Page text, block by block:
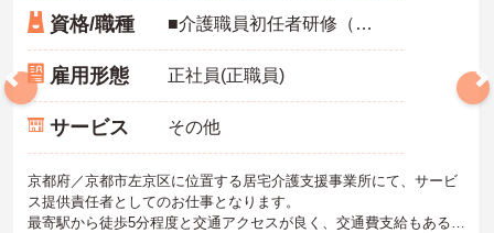
資格/職種 ■介護職員初任者研修（ヘルパー2級）以上：必須 ■経験3年以上：必須
雇用形態 正社員(正職員)
サービス その他
京都府／京都市左京区に位置する居宅介護支援事業所にて、サービ
ス提供責任者としてのお仕事となります。
最寄駅から徒歩5分程度と交通アクセスが良く、交通費支給もあるの